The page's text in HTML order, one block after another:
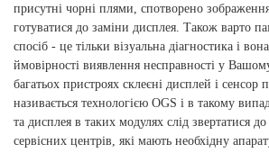
присутні чорні плями, спотворено
готуватися до заміни дисплея. Також варто
спосіб - це тільки візуальна діагностика і
ймовірності виявлення несправності у
багатьох пристроях склеєні дисплей і сенсор
називається технологією OGS і в такому
та дисплея в таких модулях слід звертатися до
сервісних центрів, які мають необхідну